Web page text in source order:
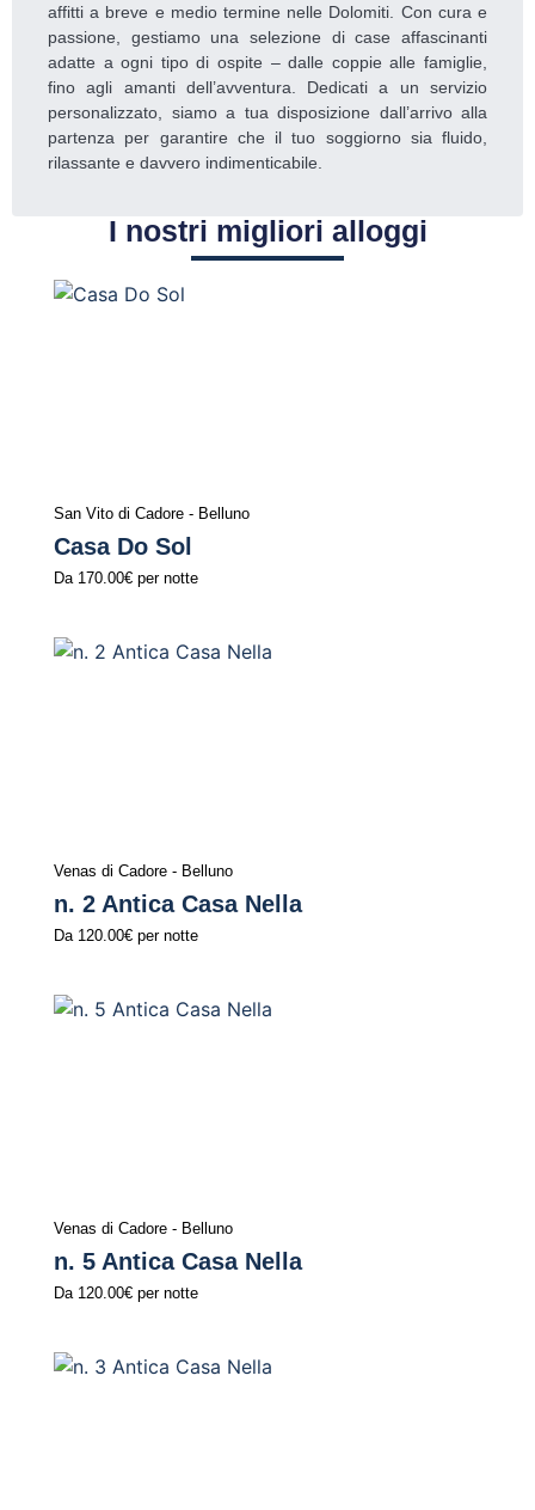
affitti a breve e medio termine nelle Dolomiti. Con cura e
passione, gestiamo una selezione di case affascinanti
adatte a ogni tipo di ospite – dalle coppie alle famiglie,
fino agli amanti dell’avventura. Dedicati a un servizio
personalizzato, siamo a tua disposizione dall’arrivo alla
partenza per garantire che il tuo soggiorno sia fluido,
rilassante e davvero indimenticabile.
I nostri migliori alloggi
San Vito di Cadore - Belluno
Casa Do Sol
Da 170.00€ per notte
Venas di Cadore - Belluno
n. 2 Antica Casa Nella
Da 120.00€ per notte
Venas di Cadore - Belluno
n. 5 Antica Casa Nella
Da 120.00€ per notte